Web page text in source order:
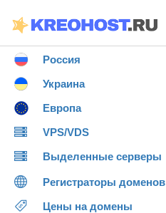
Россия
Украина
Европа
VPS/VDS
Выделенные серверы
Регистраторы доменов
Цены на домены